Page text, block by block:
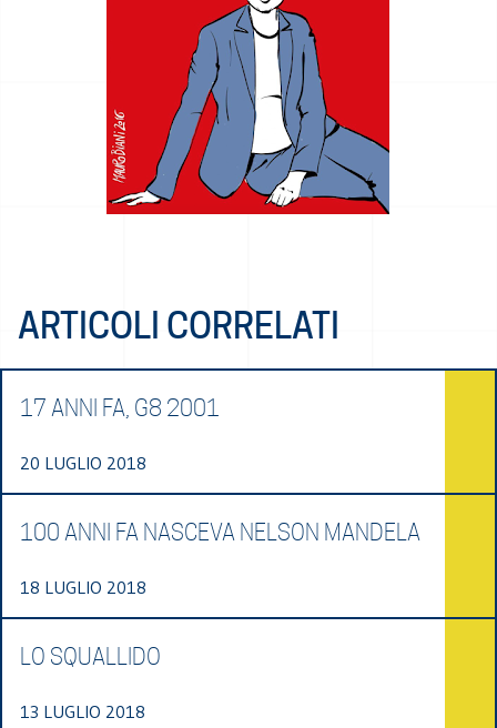
ARTICOLI CORRELATI
17 ANNI FA, G8 2001
20 LUGLIO 2018
100 ANNI FA NASCEVA NELSON MANDELA
18 LUGLIO 2018
LO SQUALLIDO
13 LUGLIO 2018